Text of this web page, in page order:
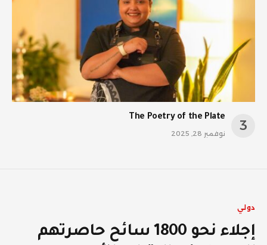
The Poetry of the Plate
نوفمبر 28, 2025
دولي
إجلاء نحو 1800 سائح حاصرتهم